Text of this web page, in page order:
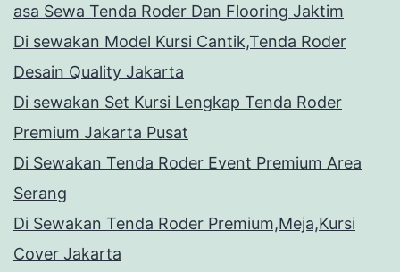
asa Sewa Tenda Roder Dan Flooring Jaktim
Di sewakan Model Kursi Cantik,Tenda Roder
Desain Quality Jakarta
Di sewakan Set Kursi Lengkap Tenda Roder
Premium Jakarta Pusat
Di Sewakan Tenda Roder Event Premium Area
Serang
Di Sewakan Tenda Roder Premium,Meja,Kursi
Cover Jakarta